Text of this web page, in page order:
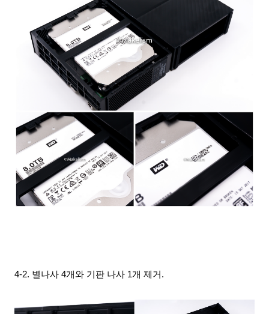
4-2. 별나사 4개와 기판 나사 1개 제거.